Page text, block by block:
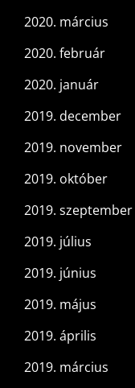
2020. március
2020. február
2020. január
2019. december
2019. november
2019. október
2019. szeptember
2019. július
2019. június
2019. május
2019. április
2019. március